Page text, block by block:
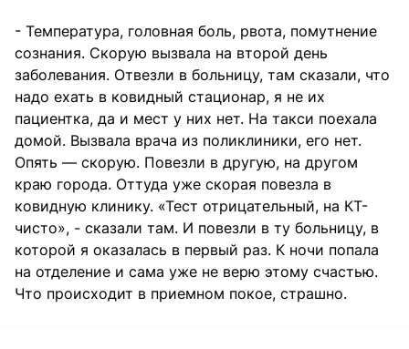
- Температура, головная боль, рвота, помутнение
сознания. Скорую вызвала на второй день
заболевания. Отвезли в больницу, там сказали, что
надо ехать в ковидный стационар, я не их
пациентка, да и мест у них нет. На такси поехала
домой. Вызвала врача из поликлиники, его нет.
Опять — скорую. Повезли в другую, на другом
краю города. Оттуда уже скорая повезла в
ковидную клинику. «Тест отрицательный, на КТ-
чисто», - сказали там. И повезли в ту больницу, в
которой я оказалась в первый раз. К ночи попала
на отделение и сама уже не верю этому счастью.
Что происходит в приемном покое, страшно.